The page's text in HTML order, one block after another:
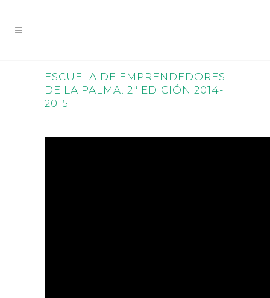
ESCUELA DE EMPRENDEDORES
DE LA PALMA. 2ª EDICIÓN 2014-
2015